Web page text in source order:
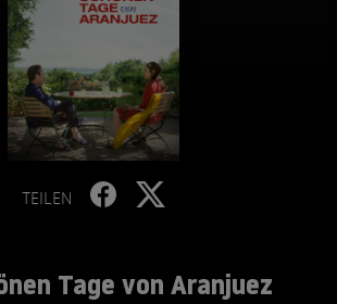
TEILEN
Tage von Aranjuez